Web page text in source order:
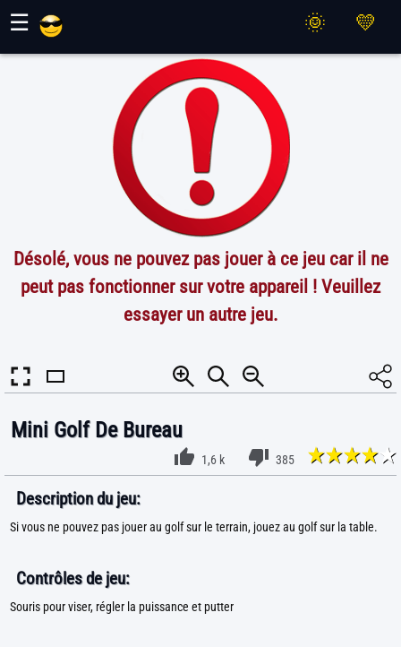
☰
Désolé, vous ne pouvez pas jouer à ce jeu car il ne
peut pas fonctionner sur votre appareil ! Veuillez
essayer un autre jeu.
Mini Golf De Bureau
1,6 k 385
Description du jeu:
Si vous ne pouvez pas jouer au golf sur le terrain, jouez au golf sur la table.
Contrôles de jeu:
Souris pour viser, régler la puissance et putter